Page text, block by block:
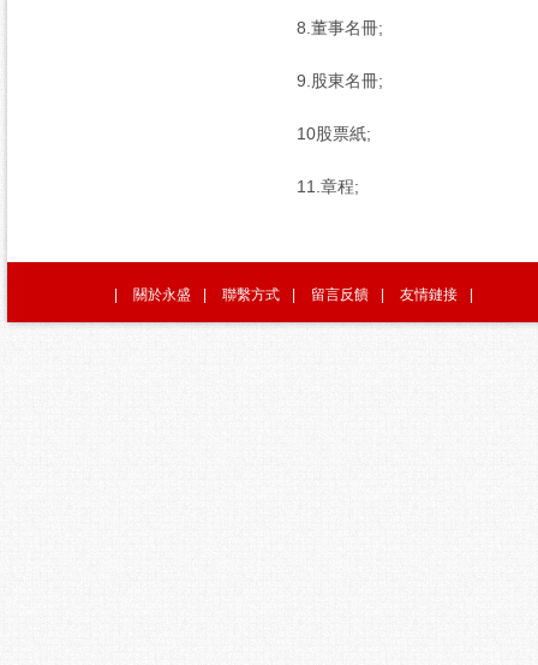
8.董事名冊;
9.股東名冊;
10股票紙;
11.章程;
關於永盛 聯繫方式 留言反饋 友情鏈接